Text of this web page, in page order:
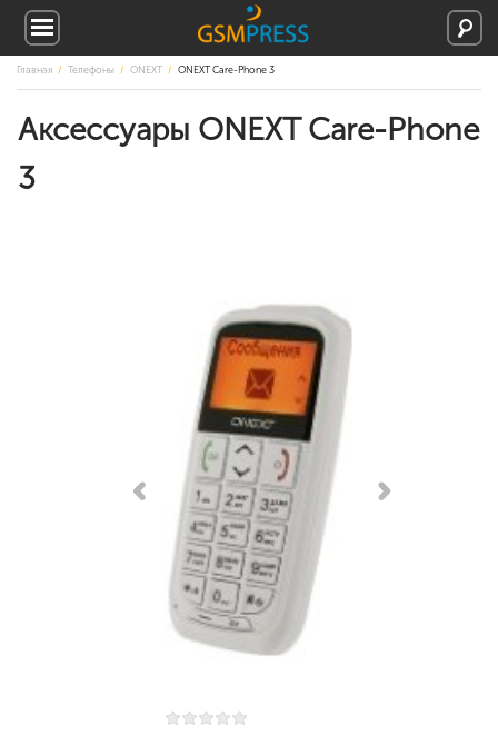
Главная Телефоны ONEXT ONEXT Care-Phone 3
Аксессуары ONEXT Care-Phone
3